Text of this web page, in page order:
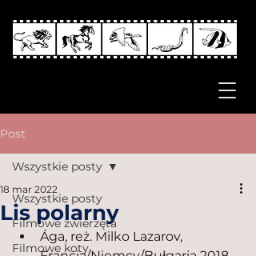
Post
Wszystkie posty
Filmowe zwierzęta
Filmowe koty
Wszystkie posty
Lis polarny
18 mar 2022
Ága, reż. Milko Lazarov,